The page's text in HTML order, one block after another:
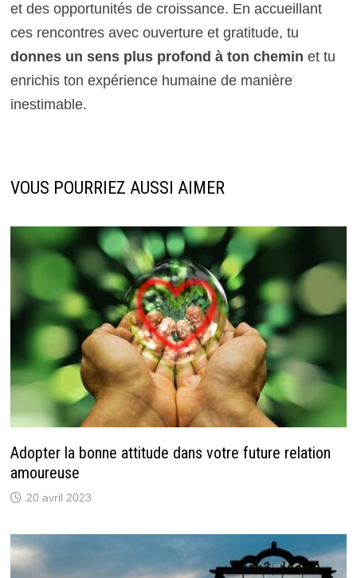
et des opportunités de croissance. En accueillant
ces rencontres avec ouverture et gratitude, tu
donnes un sens plus profond à ton chemin et tu
enrichis ton expérience humaine de manière
inestimable.
VOUS POURRIEZ AUSSI AIMER
Adopter la bonne attitude dans votre future relation
amoureuse
20 avril 2023